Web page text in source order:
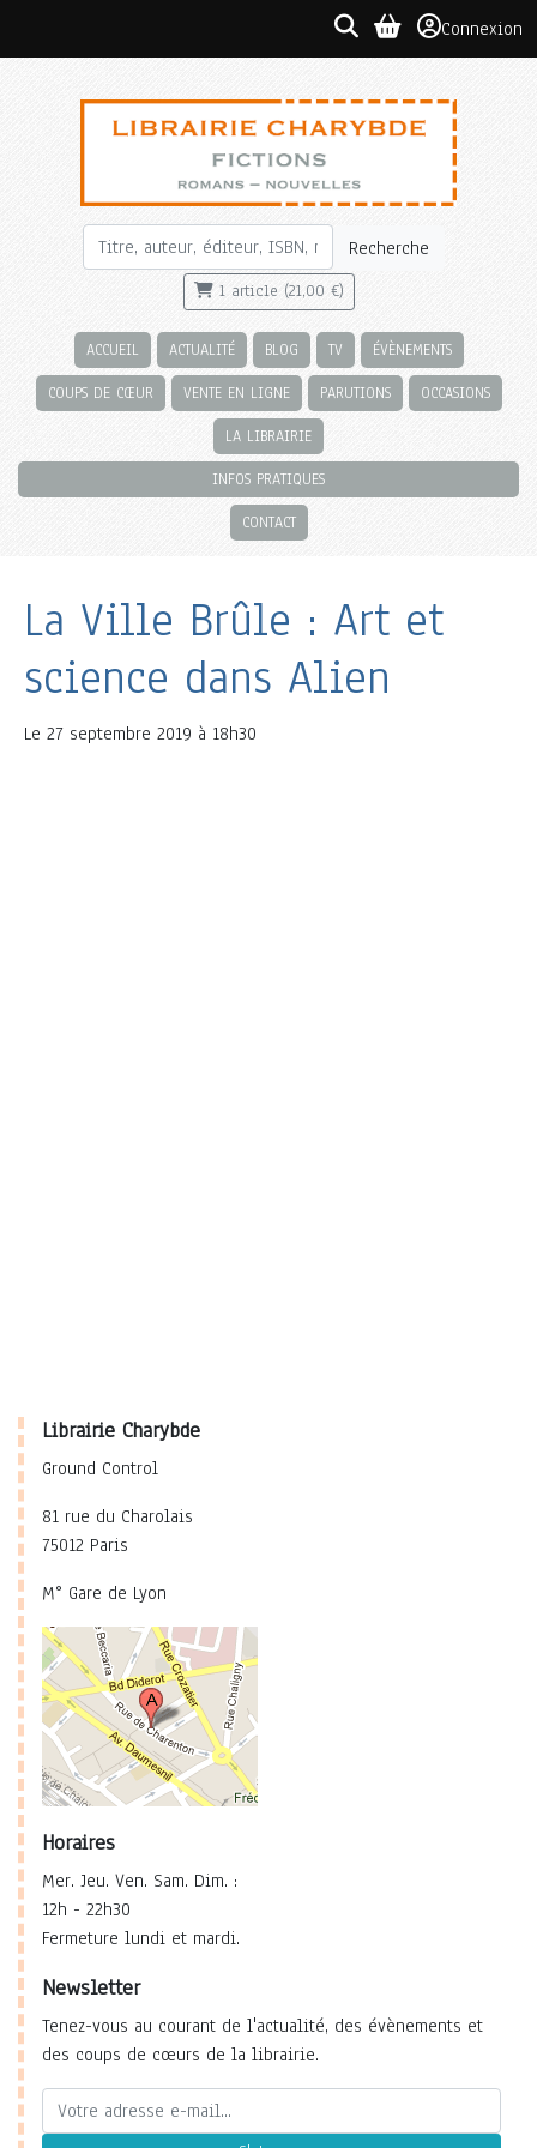
Connexion
Recherche
1 article (21,00 €)
ACCUEIL ACTUALITÉ BLOG TV ÉVÈNEMENTS
COUPS DE CŒUR VENTE EN LIGNE PARUTIONS OCCASIONS
LA LIBRAIRIE
INFOS PRATIQUES
CONTACT
La Ville Brûle : Art et
science dans Alien
Le 27 septembre 2019 à 18h30
Librairie Charybde
Ground Control
81 rue du Charolais
75012 Paris
M° Gare de Lyon
Horaires
Mer. Jeu. Ven. Sam. Dim. :
12h - 22h30
Fermeture lundi et mardi.
Newsletter
Tenez-vous au courant de l'actualité, des évènements et
des coups de cœurs de la librairie.